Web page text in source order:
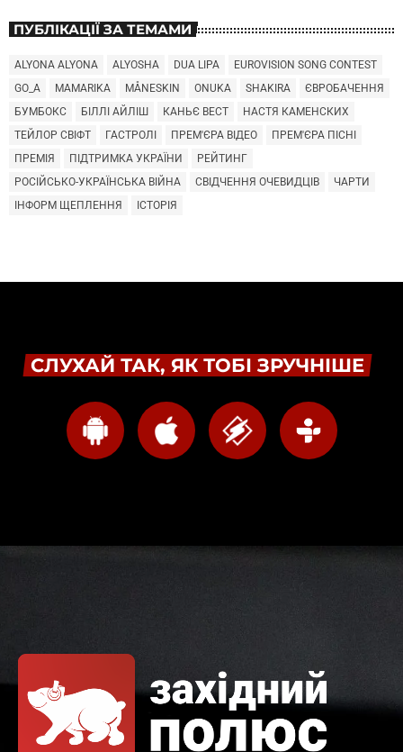
ПУБЛІКАЦІЇ ЗА ТЕМАМИ
ALYONA ALYONA ALYOSHA DUA LIPA
EUROVISION SONG CONTEST
GO_A
MAMARIKA MÅNESKIN ONUKA SHAKIRA
ЄВРОБАЧЕННЯ
БУМБОКС
БІЛЛІ АЙЛІШ КАНЬЄ ВЕСТ
НАСТЯ КАМЕНСКИХ
ТЕЙЛОР СВІФТ
ГАСТРОЛІ ПРЕМ'ЄРА ВІДЕО
ПРЕМ'ЄРА ПІСНІ
ПРЕМІЯ
ПІДТРИМКА УКРАЇНИ
РЕЙТИНГ
РОСІЙСЬКО-УКРАЇНСЬКА ВІЙНА
СВІДЧЕННЯ ОЧЕВИДЦІВ
ЧАРТИ
ІНФОРМ ЩЕПЛЕННЯ
ІСТОРІЯ
СЛУХАЙ ТАК, ЯК ТОБІ ЗРУЧНІШЕ